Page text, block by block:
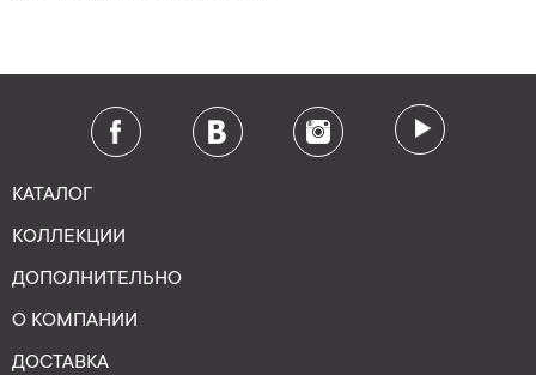
КАТАЛОГ
КОЛЛЕКЦИИ
ДОПОЛНИТЕЛЬНО
О КОМПАНИИ
ДОСТАВКА